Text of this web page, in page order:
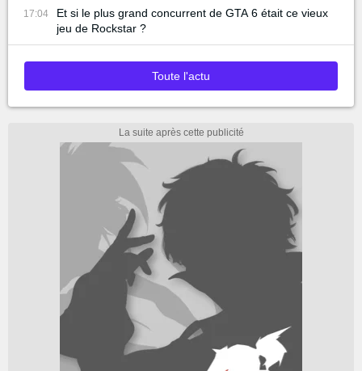
17:04
Et si le plus grand concurrent de GTA 6 était ce vieux
jeu de Rockstar ?
Toute l'actu